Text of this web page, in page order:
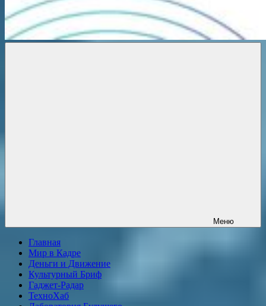
Меню
Главная
Мир в Кадре
Деньги и Движение
Культурный Бриф
Гаджет-Радар
ТехноХаб